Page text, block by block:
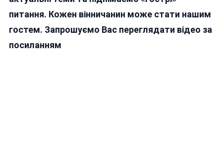
питання. Кожен вінничанин може стати нашим
гостем. Запрошуємо Вас переглядати відео за
посиланням